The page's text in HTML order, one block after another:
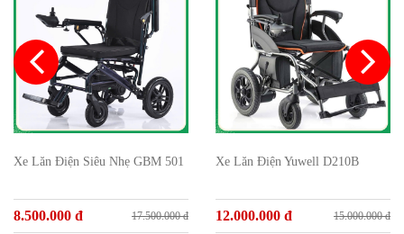
Xe Lăn Điện Siêu Nhẹ GBM 501
8.500.000 đ 17.500.000 đ
Xe Lăn Điện Yuwell D210B
12.000.000 đ 15.000.000 đ